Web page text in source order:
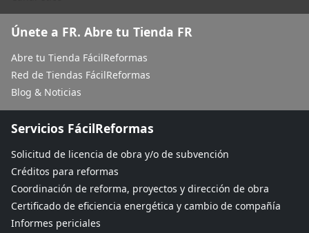
Únete a FR. Abre tu Tienda FR
Abre tu Tienda FácilReformas
Red de Tiendas FácilReformas
Blog & Noticias
Servicios FácilReformas
Solicitud de licencia de obra y/o de subvención
Créditos para reformas
Coordinación de reforma, proyectos y dirección de obra
Certificado de eficiencia energética y cambio de compañía
Informes periciales